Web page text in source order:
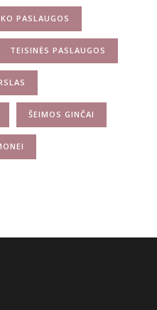
PASLAUGOS
TEISINĖS PASLAUGOS
ŠEIMOS GINČAI